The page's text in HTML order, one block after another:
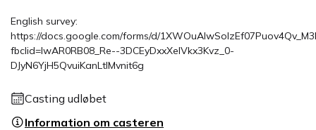
English survey:
https://docs.google.com/forms/d/
fbclid=IwAR0RB08_Re--3DCEyDxxXeIVkx3Kvz_0-
DJyN6YjH5QvuiKanLtIMvnit6g
Casting udløbet
Information om casteren